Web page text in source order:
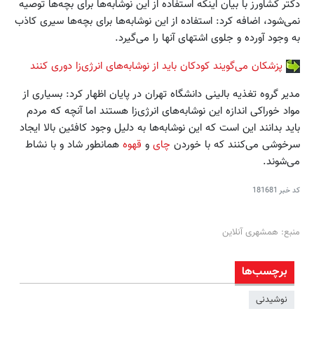
دکتر کشاورز با بیان اینکه استفاده از این نوشابه‌ها برای بچه‌ها توصیه
نمی‌شود، اضافه کرد: استفاده از این نوشابه‌ها برای بچه‌ها سیری کاذب
به وجود آورده و جلوی اشتهای آنها را می‌گیرد.
پزشکان می‌گویند کودکان باید از نوشابه‌های انرژی‌زا دوری کنند
مدیر گروه تغذیه بالینی دانشگاه تهران در پایان اظهار کرد: بسیاری از
مواد خوراکی اندازه این نوشابه‌های انرژی‌زا هستند اما آنچه که مردم
باید بدانند این است که این نوشابه‌ها به دلیل وجود کافئین بالا ایجاد
سرخوشی می‌کنند که با خوردن چای و قهوه همانطور شاد و با نشاط
می‌شوند.
کد خبر 181681
منبع: همشهری آنلاین
برچسب‌ها
نوشیدنی